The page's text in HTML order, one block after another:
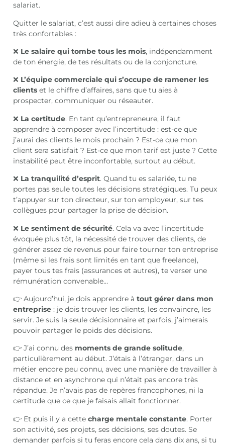
salariat.
Quitter le salariat, c’est aussi dire adieu à certaines choses
très confortables :
❌ Le salaire qui tombe tous les mois, indépendamment
de ton énergie, de tes résultats ou de la conjoncture.
❌ L’équipe commerciale qui s’occupe de ramener les
clients et le chiffre d’affaires, sans que tu aies à
prospecter, communiquer ou réseauter.
❌ La certitude. En tant qu’entrepreneure, il faut
apprendre à composer avec l’incertitude : est-ce que
j’aurai des clients le mois prochain ? Est-ce que mon
client sera satisfait ? Est-ce que mon tarif est juste ? Cette
instabilité peut être inconfortable, surtout au début.
❌ La tranquilité d’esprit. Quand tu es salariée, tu ne
portes pas seule toutes les décisions stratégiques. Tu peux
t’appuyer sur ton directeur, sur ton employeur, sur tes
collègues pour partager la prise de décision.
❌ Le sentiment de sécurité. Cela va avec l’incertitude
évoquée plus tôt, la nécessité de trouver des clients, de
générer assez de revenus pour faire tourner ton entreprise
(même si les frais sont limités en tant que freelance),
payer tous tes frais (assurances et autres), te verser une
rémunération convenable…
👉 Aujourd’hui, je dois apprendre àtout gérer dans mon
entreprise : je dois trouver les clients, les convaincre, les
servir. Je suis la seule décisionnaire et parfois, j’aimerais
pouvoir partager le poids des décisions.
👉 J’ai connu des moments de grande solitude,
particulièrement au début. J’étais à l’étranger, dans un
métier encore peu connu, avec une manière de travailler à
distance et en asynchrone qui n’était pas encore très
répandue. Je n’avais pas de repères francophones, ni la
certitude que ce que je faisais allait fonctionner.
👉 Et puis il y a cettecharge mentale constante. Porter
son activité, ses projets, ses décisions, ses doutes. Se
demander parfois si tu feras encore cela dans dix ans, si tu